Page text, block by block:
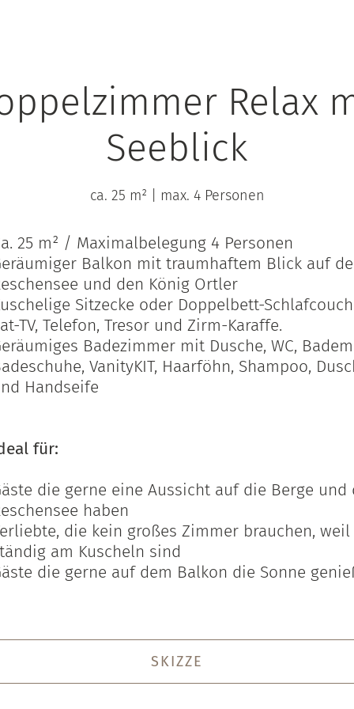
Relax
Seeblick
ca. 25 m² max. 4 Personen
25 m² / Maximalbelegung 4 Personen
Balkon mit traumhaftem Blick auf
und den König Ortler
Sitzecke oder Doppelbett-
TV, Telefon, Tresor und Zirm-Karaffe.
Badezimmer mit Dusche, WC,
VanityKIT, Haarföhn, Shampoo,
Handseife
für:
die gerne eine Aussicht auf die Berge und
haben
die kein großes Zimmer brauchen, weil
am Kuscheln sind
die gerne auf dem Balkon die Sonne
SKIZZE